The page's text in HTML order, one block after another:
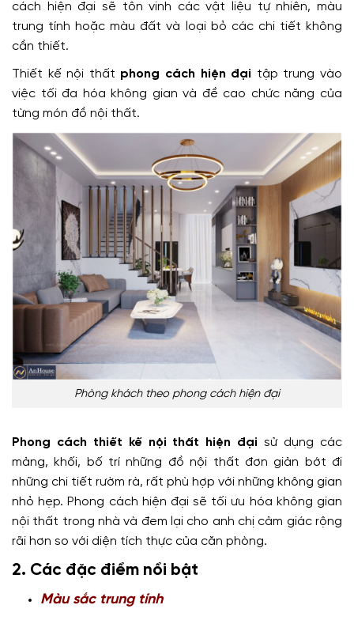
cách hiện đại sẽ tôn vinh các vật liệu tự nhiên, màu
trung tính hoặc màu đất và loại bỏ các chi tiết không
cần thiết.
Thiết kế nội thất phong cách hiện đại tập trung vào
việc tối đa hóa không gian và đề cao chức năng của
từng món đồ nội thất.
Phòng khách theo phong cách hiện đại
Phong cách thiết kế nội thất hiện đại sử dụng các
mảng, khối, bố trí những đồ nội thất đơn giản bớt đi
những chi tiết rườm rà, rất phù hợp với những không gian
nhỏ hẹp. Phong cách hiện đại sẽ tối ưu hóa không gian
nội thất trong nhà và đem lại cho anh chị cảm giác rộng
rãi hơn so với diện tích thực của căn phòng.
2. Các đặc điểm nổi bật
Màu sắc trung tính